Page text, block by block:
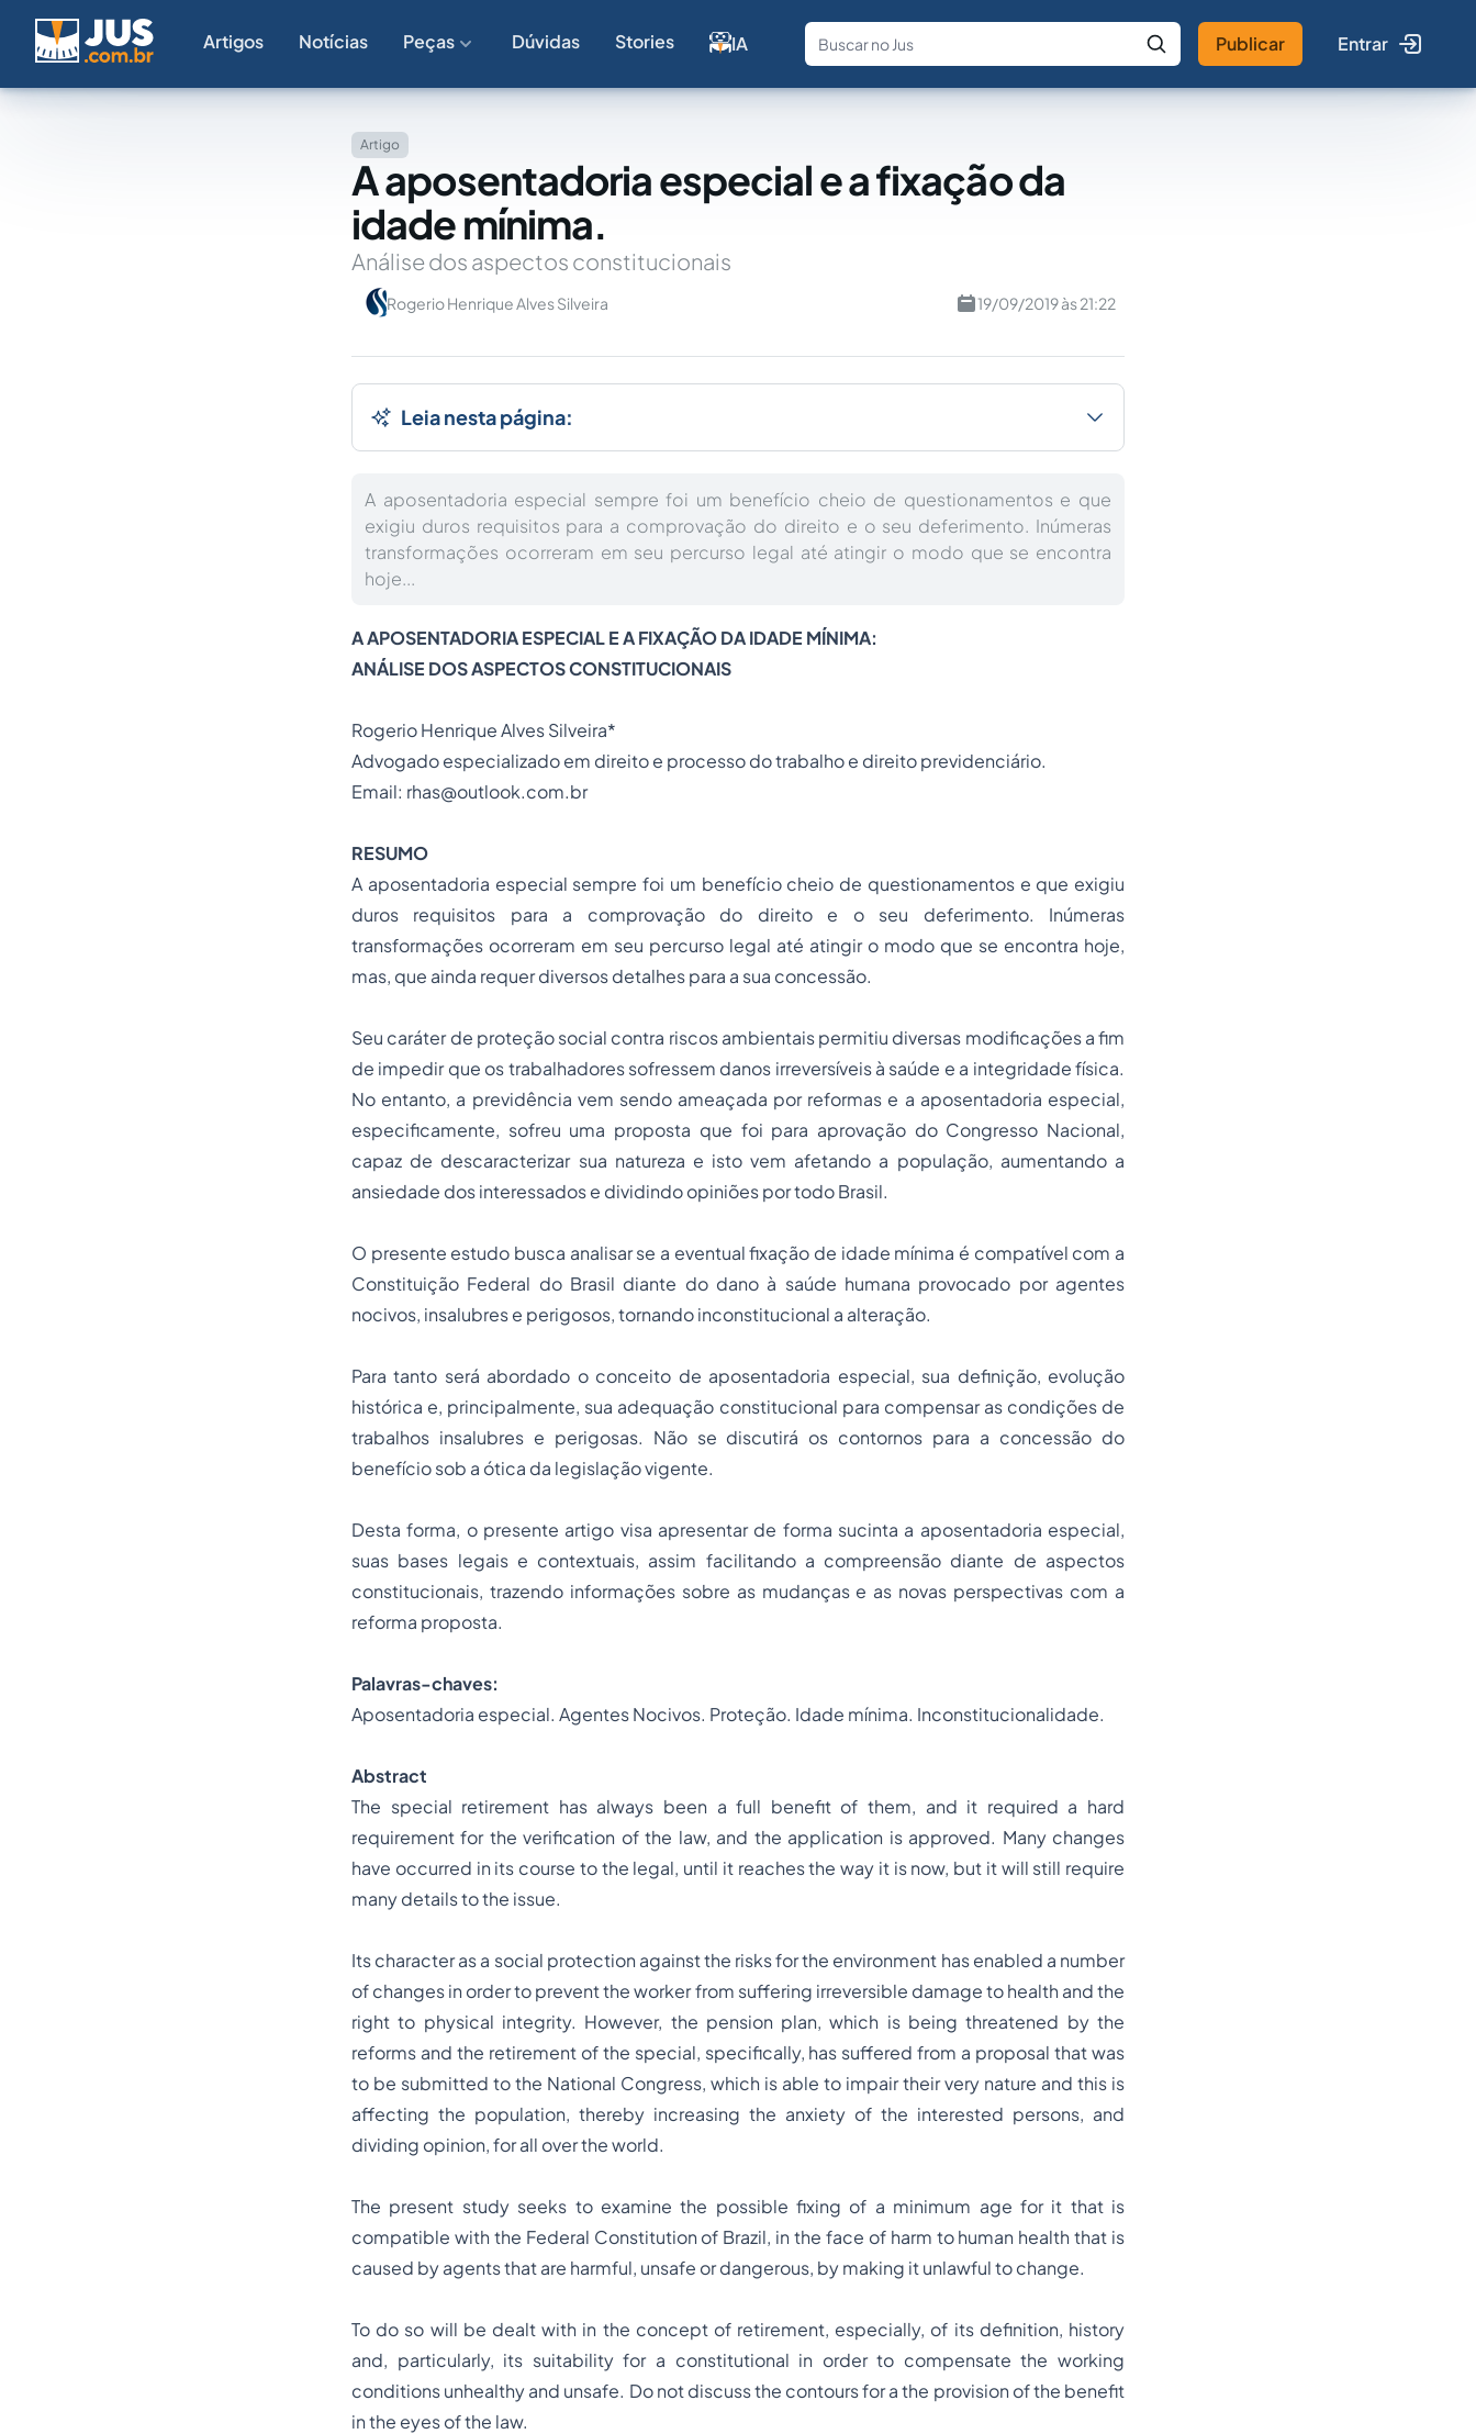
Artigos Notícias Peças Dúvidas Stories IA
Fale com a IA Buscar no Jus
Publicar Entrar
Artigo
A aposentadoria especial e a fixação da
idade mínima.
Análise dos aspectos constitucionais
Rogerio Henrique Alves Silveira 19/09/2019 às 21:22
Leia nesta página:
A aposentadoria especial sempre foi um benefício cheio de questionamentos e que
exigiu duros requisitos para a comprovação do direito e o seu deferimento. Inúmeras
transformações ocorreram em seu percurso legal até atingir o modo que se encontra
hoje...
A APOSENTADORIA ESPECIAL E A FIXAÇÃO DA IDADE MÍNIMA:
ANÁLISE DOS ASPECTOS CONSTITUCIONAIS
Rogerio Henrique Alves Silveira*
Advogado especializado em direito e processo do trabalho e direito previdenciário.
Email: rhas@outlook.com.br
RESUMO
A aposentadoria especial sempre foi um benefício cheio de questionamentos e que exigiu
duros requisitos para a comprovação do direito e o seu deferimento. Inúmeras
transformações ocorreram em seu percurso legal até atingir o modo que se encontra hoje,
mas, que ainda requer diversos detalhes para a sua concessão.
Seu caráter de proteção social contra riscos ambientais permitiu diversas modificações a fim
de impedir que os trabalhadores sofressem danos irreversíveis à saúde e a integridade física.
No entanto, a previdência vem sendo ameaçada por reformas e a aposentadoria especial,
especificamente, sofreu uma proposta que foi para aprovação do Congresso Nacional,
capaz de descaracterizar sua natureza e isto vem afetando a população, aumentando a
ansiedade dos interessados e dividindo opiniões por todo Brasil.
O presente estudo busca analisar se a eventual fixação de idade mínima é compatível com a
Constituição Federal do Brasil diante do dano à saúde humana provocado por agentes
nocivos, insalubres e perigosos, tornando inconstitucional a alteração.
Para tanto será abordado o conceito de aposentadoria especial, sua definição, evolução
histórica e, principalmente, sua adequação constitucional para compensar as condições de
trabalhos insalubres e perigosas. Não se discutirá os contornos para a concessão do
benefício sob a ótica da legislação vigente.
Desta forma, o presente artigo visa apresentar de forma sucinta a aposentadoria especial,
suas bases legais e contextuais, assim facilitando a compreensão diante de aspectos
constitucionais, trazendo informações sobre as mudanças e as novas perspectivas com a
reforma proposta.
Palavras-chaves:
Aposentadoria especial. Agentes Nocivos. Proteção. Idade mínima. Inconstitucionalidade.
Abstract
The special retirement has always been a full benefit of them, and it required a hard
requirement for the verification of the law, and the application is approved. Many changes
have occurred in its course to the legal, until it reaches the way it is now, but it will still require
many details to the issue.
Its character as a social protection against the risks for the environment has enabled a number
of changes in order to prevent the worker from suffering irreversible damage to health and the
right to physical integrity. However, the pension plan, which is being threatened by the
reforms and the retirement of the special, specifically, has suffered from a proposal that was
to be submitted to the National Congress, which is able to impair their very nature and this is
affecting the population, thereby increasing the anxiety of the interested persons, and
dividing opinion, for all over the world.
The present study seeks to examine the possible fixing of a minimum age for it that is
compatible with the Federal Constitution of Brazil, in the face of harm to human health that is
caused by agents that are harmful, unsafe or dangerous, by making it unlawful to change.
To do so will be dealt with in the concept of retirement, especially, of its definition, history
and, particularly, its suitability for a constitutional in order to compensate the working
conditions unhealthy and unsafe. Do not discuss the contours for a the provision of the benefit
in the eyes of the law.